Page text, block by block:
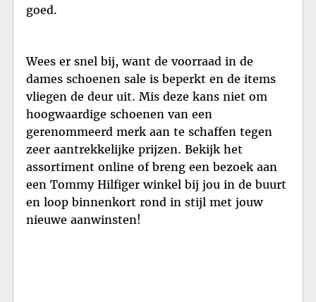
goed.
Wees er snel bij, want de voorraad in de
dames schoenen sale is beperkt en de items
vliegen de deur uit. Mis deze kans niet om
hoogwaardige schoenen van een
gerenommeerd merk aan te schaffen tegen
zeer aantrekkelijke prijzen. Bekijk het
assortiment online of breng een bezoek aan
een Tommy Hilfiger winkel bij jou in de buurt
en loop binnenkort rond in stijl met jouw
nieuwe aanwinsten!